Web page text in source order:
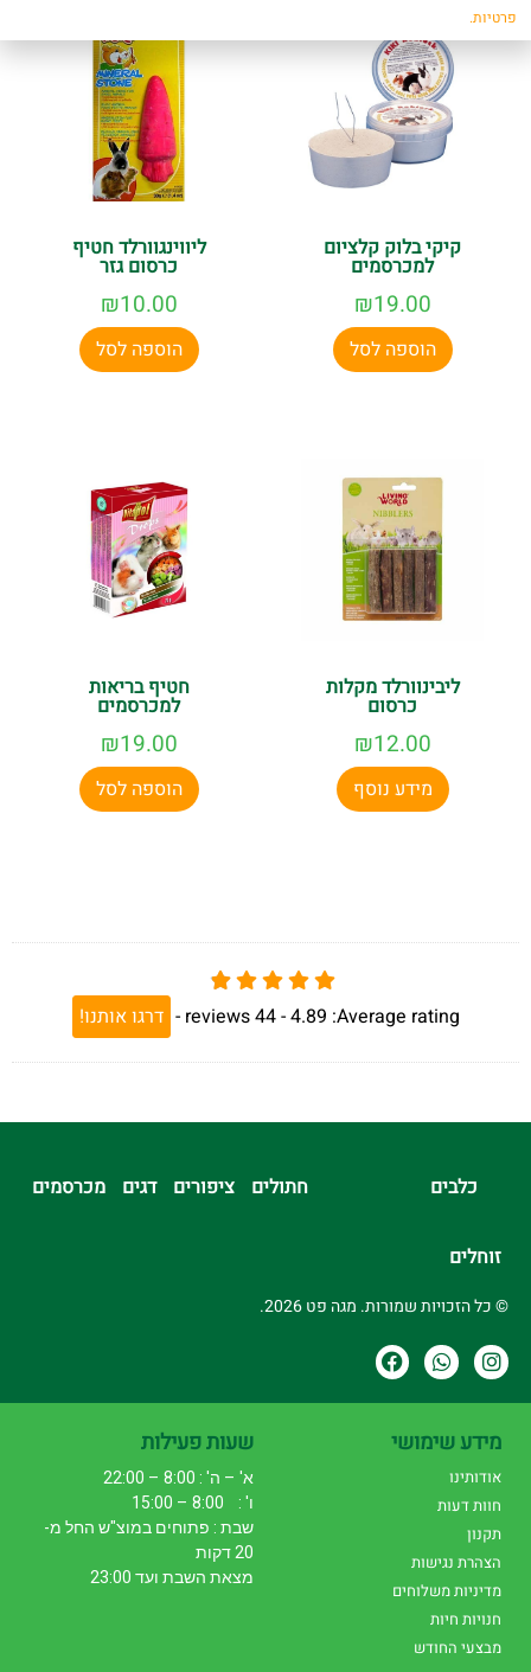
קיקי בלוק קלציום
למכרסמים
₪19.00
הוספה לסל
ליווינגוורלד חטיף
כרסום גזר
₪10.00
הוספה לסל
ליבינוורלד מקלות
כרסום
₪12.00
מידע נוסף
חטיף בריאות
למכרסמים
₪19.00
הוספה לסל
Average rating:
4.89 -
44
reviews
- דרגו אותנו!
כלבים חתולים ציפורים דגים מכרסמים
זוחלים
© כל הזכויות שמורות. מגה פט 2026.
מידע שימושי
אודותינו
חוות דעות
תקנון
הצהרת נגישות
מדיניות משלוחים
חנויות חיות
מבצעי החודש
שעות פעילות
א' – ה' : 8:00 – 22:00
ו' : 8:00 – 15:00
שבת : פתוחים במוצ"ש החל מ-
20 דקות
מצאת השבת ועד 23:00
פרטיות.